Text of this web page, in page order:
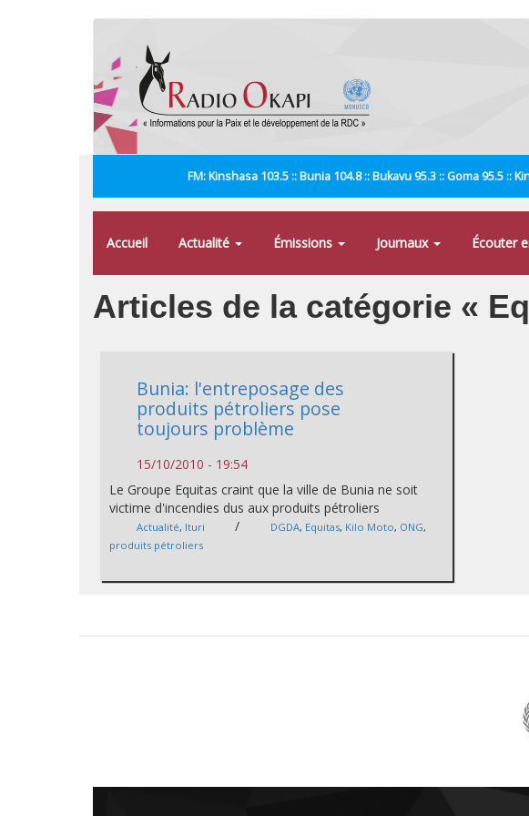
FM: Kinshasa 103.5 :: Bunia 104.8 :: Bukavu 95.3 :: Goma 95.5 ::
Accueil Actualité Émissions Journaux Écouter
Articles de la catégorie «
Bunia: l'entreposage des
produits pétroliers pose
toujours problème
15/10/2010 - 19:54
Le Groupe Equitas craint que la ville de Bunia ne soit
victime d'incendies dus aux produits pétroliers
Actualité, Ituri / DGDA, Equitas, Kilo Moto, ONG,
produits pétroliers